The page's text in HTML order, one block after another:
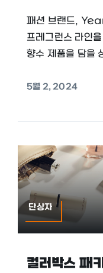
패션 브랜드,
프레그런스 라인
향수 제품을 담을
5월 2, 2024
단상자
컬러박스